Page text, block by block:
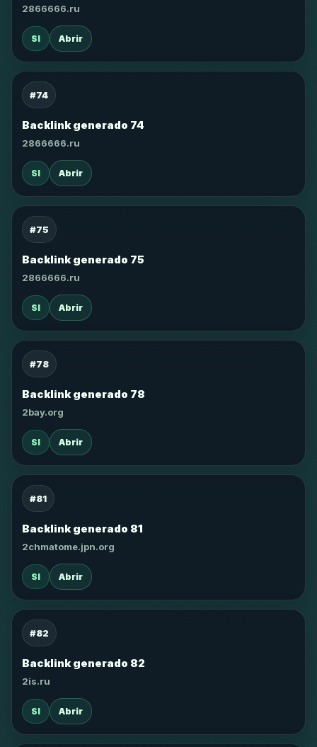
2866666.ru
SI Abrir
#74
Backlink generado 74
2866666.ru
SI Abrir
#75
Backlink generado 75
2866666.ru
SI Abrir
#78
Backlink generado 78
2bay.org
SI Abrir
#81
Backlink generado 81
2chmatome.jpn.org
SI Abrir
#82
Backlink generado 82
2is.ru
SI Abrir